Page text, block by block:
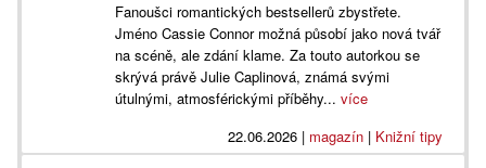
Fanoušci romantických bestsellerů zbystřete.
Jméno Cassie Connor možná působí jako nová tvář
na scéně, ale zdání klame. Za touto autorkou se
skrývá právě Julie Caplinová, známá svými
útulnými, atmosférickými příběhy...více
22.06.2026| magazín| Knižní tipy